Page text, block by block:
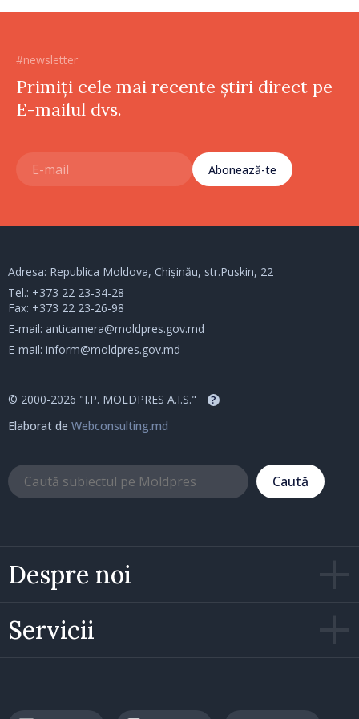
#newsletter
Primiți cele mai recente știri direct pe
E-mailul dvs.
Abonează-te
Despre noi
Servicii
Adresa: Republica Moldova, Chișinău, str.Puskin, 22
Tel.: +373 22 23-34-28
Fax: +373 22 23-26-98
E-mail: anticamera@moldpres.gov.md
E-mail: inform@moldpres.gov.md
© 2000-2026 "I.P. MOLDPRES A.I.S." ?
Elaborat de Webconsulting.md
Caută